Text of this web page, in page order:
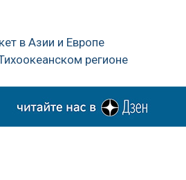
в Азии и Европе
регионе